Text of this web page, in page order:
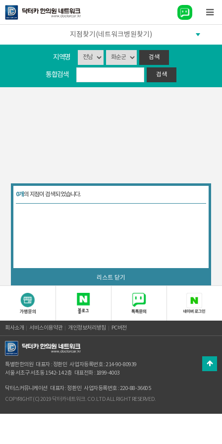
지점찾기(네트워크병원찾기)
지역명
통합검색
0개의 지점이 검색 되었습니다.
리스트 닫기
회사소개 서비스이용약관 개인정보처리방침 PC버전
특별한한의원 대표자 : 정환민 사업자등록번호 : 214-90-80939
서울 서초구 서초동 1542-14 2층 대표전화 : 1899-4003
닥터스커뮤니케이션 대표자 : 정환민 사업자등록번호 : 220-88-36605
COPYRIGHT(C) 2019 닥터카네트워크. CO.LTD ALL RIGHT RESERVED.